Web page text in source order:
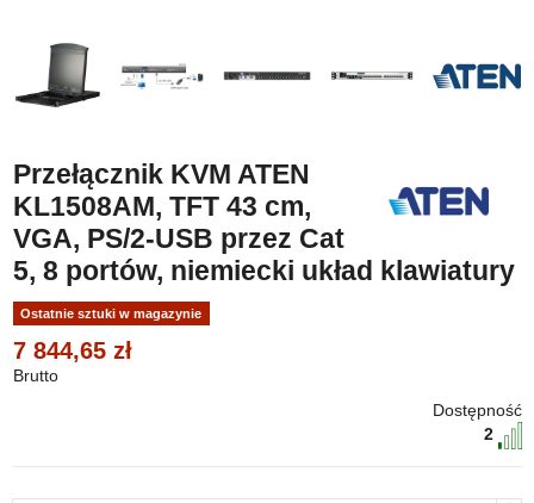
Przełącznik KVM ATEN
KL1508AM, TFT 43 cm,
VGA, PS/2-USB przez Cat
5, 8 portów, niemiecki układ klawiatury
Ostatnie sztuki w magazynie
7 844,65 zł
Brutto
Dostępność
2